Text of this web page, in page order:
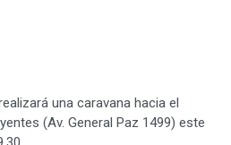
una caravana hacia el
(Av. General Paz 1499) este